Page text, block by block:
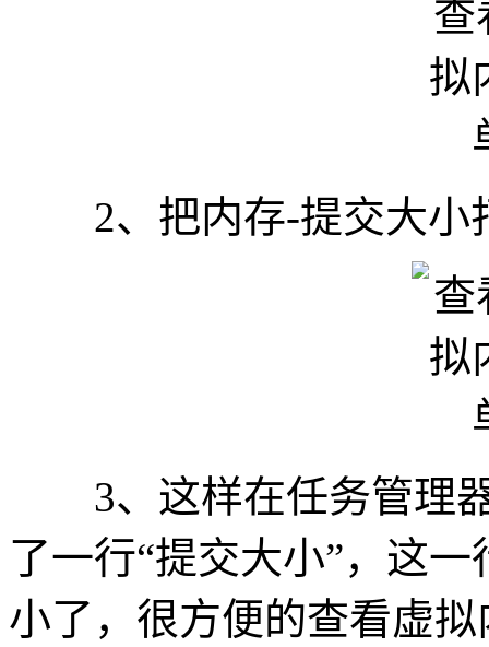
2、把内存-提交大小
3、这样在任务管理器
了一行“提交大小”，这
小了，很方便的查看虚